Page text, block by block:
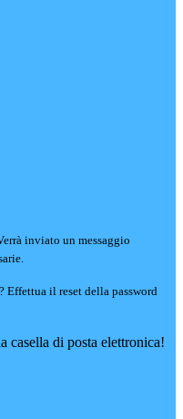
inviato un messaggio
Effettua il reset della password
casella di posta elettronica!